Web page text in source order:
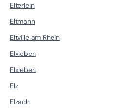
Elterlein
Eltmann
Eltville am Rhein
Elxleben
Elxleben
Elz
Elzach